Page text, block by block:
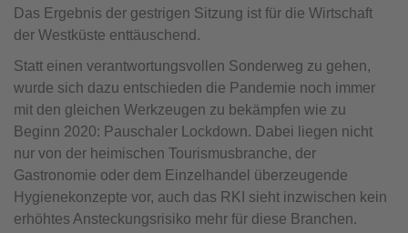
Das Ergebnis der gestrigen Sitzung ist für die Wirtschaft
der Westküste enttäuschend.
Statt einen verantwortungsvollen Sonderweg zu gehen,
wurde sich dazu entschieden die Pandemie noch immer
mit den gleichen Werkzeugen zu bekämpfen wie zu
Beginn 2020: Pauschaler Lockdown. Dabei liegen nicht
nur von der heimischen Tourismusbranche, der
Gastronomie oder dem Einzelhandel überzeugende
Hygienekonzepte vor, auch das RKI sieht inzwischen kein
erhöhtes Ansteckungsrisiko mehr für diese Branchen.